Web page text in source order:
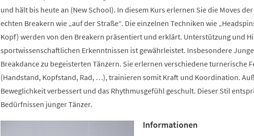
und hält bis heute an (New School). In diesem Kurs erlernen Sie die Moves
echten Breakern wie „auf der Straße“. Die einzelnen Techniken wie
Kopf) werden von den Breakern präsentiert und erklärt. Unterstützung und
sportwissenschaftlichen Erkenntnissen ist gewährleistet. Insbesondere
Breakdance zu begeisterten Tänzern. Sie erlernen verschiedene turnerische
(Handstand, Kopfstand, Rad, …), trainieren somit Kraft und Koordination.
Beweglichkeit verbessert und das Rhythmusgefühl geschult. Dieser Stil
Bedürfnissen junger Tänzer.
Informationen